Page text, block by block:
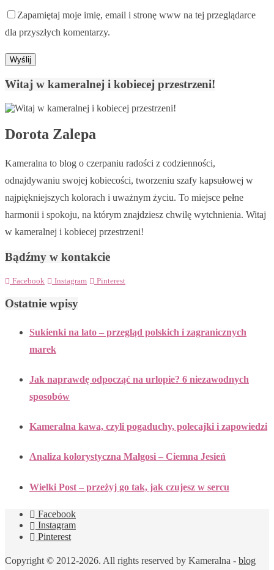
Zapamiętaj moje imię, email i stronę www na tej przeglądarce
dla przyszłych komentarzy.
Witaj w kameralnej i kobiecej przestrzeni!
Dorota Zalepa
Kameralna to blog o czerpaniu radości z codzienności,
odnajdywaniu swojej kobiecości, tworzeniu szafy kapsułowej w
najpiękniejszych kolorach i uważnym życiu. To miejsce pełne
harmonii i spokoju, na którym znajdziesz chwilę wytchnienia. Witaj
w kameralnej i kobiecej przestrzeni!
Bądźmy w kontakcie
Facebook Instagram Pinterest
Ostatnie wpisy
Sukienki na lato – przegląd polskich i zagranicznych
marek
Jak naprawdę odpocząć na urlopie? 6 niezawodnych
sposobów
Kameralna kawa, czyli pogaduchy, polecajki i zapowiedzi
Analiza kolorystyczna Małgosi – Ciemna Jesień
Wielki Post – przeżyj go tak, jak czujesz w sercu
Facebook
Instagram
Pinterest
Copyright © 2012-2026. All rights reserved by Kameralna - blog